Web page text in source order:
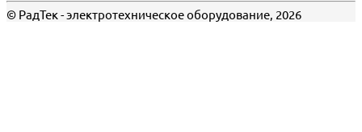
© РадТек - электротехническое оборудование, 2026